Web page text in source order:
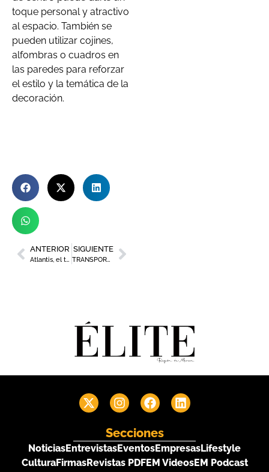
toque personal y atractivo
al espacio. También se
pueden utilizar cojines,
alfombras o cuadros en
las paredes para reforzar
el estilo y la temática de la
decoración.
ANTERIOR
Atlantis, el templo gastronómico Mediterráneo en Collados Beach
SIGUIENTE
TRANSPORTE & LOGÍSTICA SUMMIT 2023
Secciones
NoticiasEntrevistasEventosEmpresasLifestyle
CulturaFirmasRevistas PDFEM VideosEM Podcast